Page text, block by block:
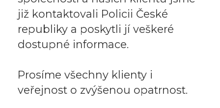
již kontaktovali Policii České
republiky a poskytli jí veškeré
dostupné informace.
Prosíme všechny klienty i
veřejnost o zvýšenou opatrnost.